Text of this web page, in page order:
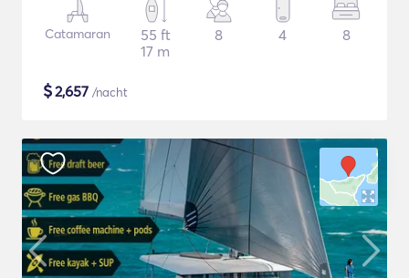
Catamaran
55 ft
17 m
8 4 8
$2,657 /nacht